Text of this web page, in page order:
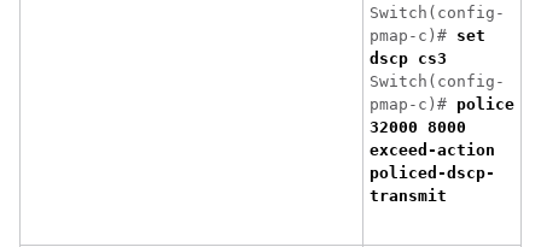
Switch(config-
pmap-c)# set
dscp cs3
Switch(config-
pmap-c)# police
32000 8000
exceed-action
policed-dscp-
transmit